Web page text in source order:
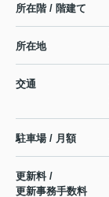
所在階 / 階建て
所在地
交通
駐車場 / 月額
更新料 /
更新事務手数料